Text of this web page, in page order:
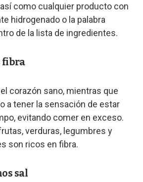
como cualquier producto con
hidrogenado o la palabra
de la lista de ingredientes.
fibra
corazón sano, mientras que
a tener la sensación de estar
evitando comer en exceso.
verduras, legumbres y
son ricos en fibra.
sal